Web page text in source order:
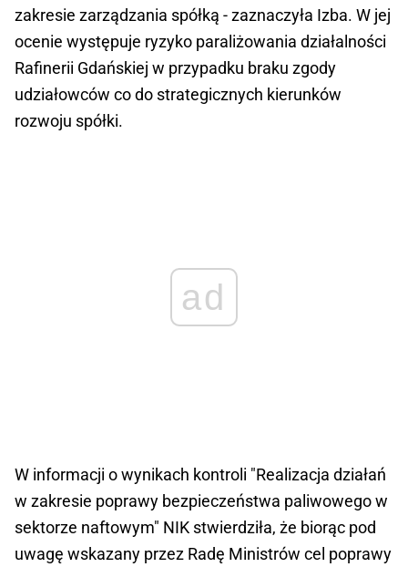
zakresie zarządzania spółką - zaznaczyła Izba. W jej
ocenie występuje ryzyko paraliżowania działalności
Rafinerii Gdańskiej w przypadku braku zgody
udziałowców co do strategicznych kierunków
rozwoju spółki.
ad
W informacji o wynikach kontroli "Realizacja działań
w zakresie poprawy bezpieczeństwa paliwowego w
sektorze naftowym" NIK stwierdziła, że biorąc pod
uwagę wskazany przez Radę Ministrów cel poprawy